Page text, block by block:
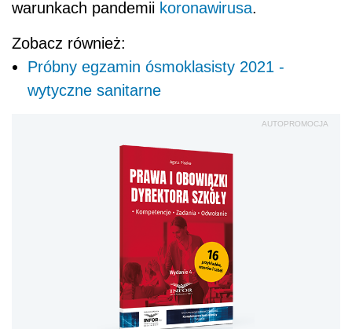
warunkach pandemii koronawirusa.
Zobacz również:
Próbny egzamin ósmoklasisty 2021 -
wytyczne sanitarne
AUTOPROMOCJA